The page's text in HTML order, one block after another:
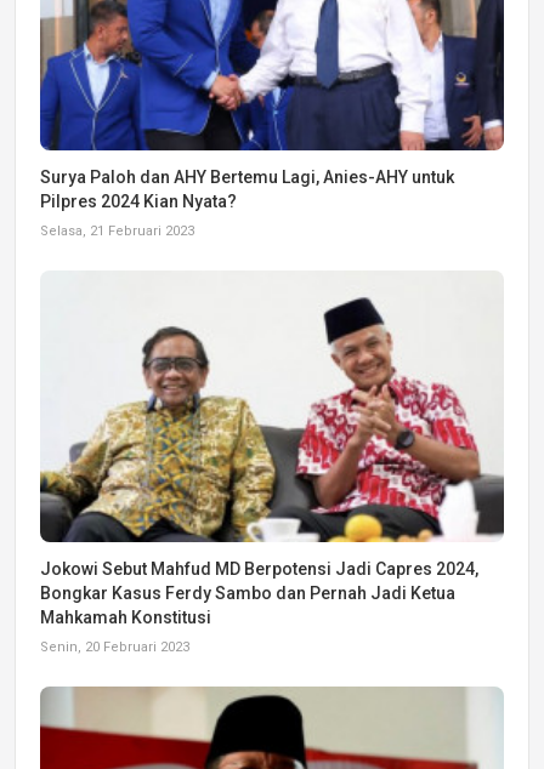
Surya Paloh dan AHY Bertemu Lagi, Anies-AHY untuk
Pilpres 2024 Kian Nyata?
Selasa, 21 Februari 2023
Jokowi Sebut Mahfud MD Berpotensi Jadi Capres 2024,
Bongkar Kasus Ferdy Sambo dan Pernah Jadi Ketua
Mahkamah Konstitusi
Senin, 20 Februari 2023